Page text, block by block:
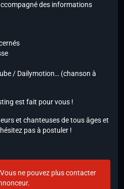
des informations
/ Dailymotion… (chanson à
est fait pour vous !
et chanteuses de tous âges et
pas à postuler !
ne pouvez plus contacter